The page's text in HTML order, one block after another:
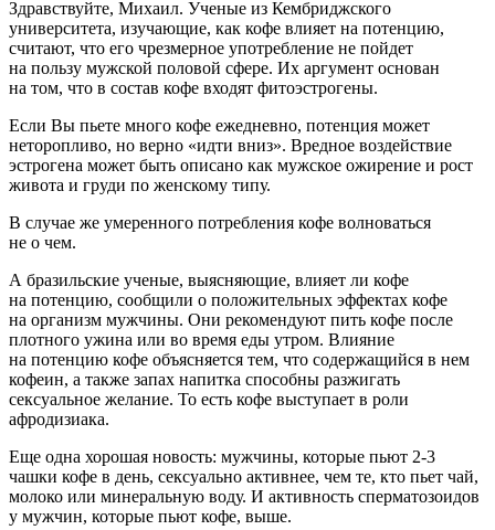
Здравствуйте, Михаил. Ученые из Кембриджского
университета, изучающие, как кофе влияет на потенцию,
считают, что его чрезмерное употребление не пойдет
на пользу мужской половой сфере. Их аргумент основан
на том, что в состав кофе входят фитоэстрогены.
Если Вы пьете много кофе ежедневно, потенция может
неторопливо, но верно «идти вниз». Вредное воздействие
эстрогена может быть описано как мужское ожирение и рост
живота и груди по женскому типу.
В случае же умеренного потребления кофе волноваться
не о чем.
А бразильские ученые, выясняющие, влияет ли кофе
на потенцию, сообщили о положительных эффектах кофе
на организм мужчины. Они рекомендуют пить кофе после
плотного ужина или во время еды утром. Влияние
на потенцию кофе объясняется тем, что содержащийся в нем
кофеин, а также запах напитка способны разжигать
сексуальное желание. То есть кофе выступает в роли
афродизиака.
Еще одна хорошая новость: мужчины, которые пьют 2-3
чашки кофе в день, сексуально активнее, чем те, кто пьет чай,
молоко или минеральную воду. И активность сперматозоидов
у мужчин, которые пьют кофе, выше.